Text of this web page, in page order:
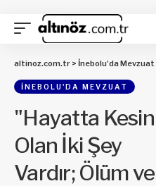
altinoz.com.tr > İnebolu'da Mevzuat
İNEBOLU'DA MEVZUAT
"Hayatta Kesin
Olan İki Şey
Vardır; Ölüm ve